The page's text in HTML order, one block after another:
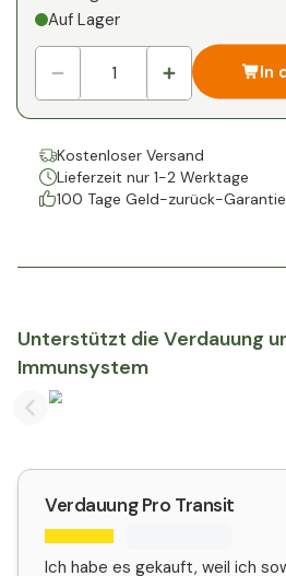
1x
Auf Lager
In
Kostenloser Versand
Lieferzeit nur 1-2 Werktage
100 Tage Geld-zurück-Garantie
Unterstützt die Verdauung
Immunsystem
Previous slide
Verdauung Pro Transit
Ich habe es gekauft, weil ich